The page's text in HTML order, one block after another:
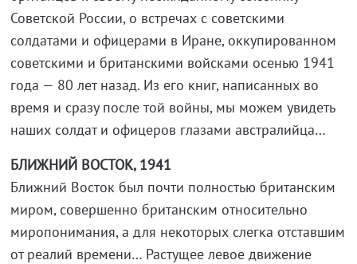
Советской России, о встречах с советскими
солдатами и офицерами в Иране, оккупированном
советскими и британскими войсками осенью 1941
года — 80 лет назад. Из его книг, написанных во
время и сразу после той войны, мы можем увидеть
наших солдат и офицеров глазами австралийца…
БЛИЖНИЙ ВОСТОК, 1941
Ближний Восток был почти полностью британским
миром, совершенно британским относительно
миропонимания, а для некоторых слегка отставшим
от реалий времени… Растущее левое движение